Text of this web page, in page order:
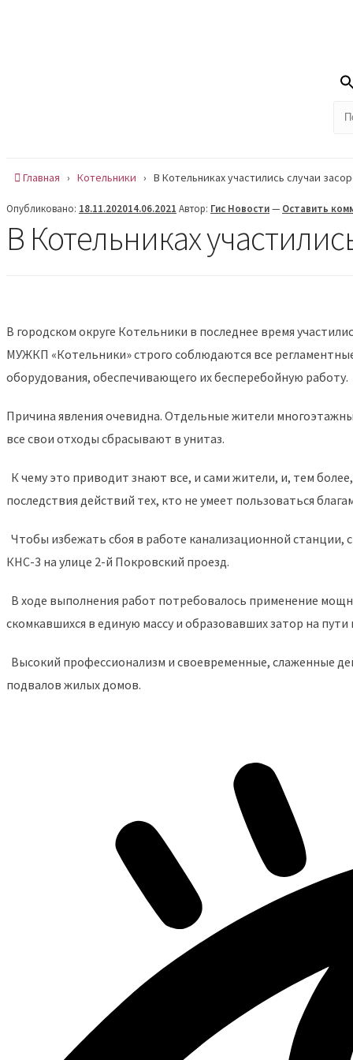
Главная › Котельники › В Котельниках участились случаи
Опубликовано: 18.11.202014.06.2021 Автор: Гис Новости— Оставить
В Котельниках
В городском округе Котельники в последнее время
МУЖКП «Котельники» строго соблюдаются все
оборудования, обеспечивающего их бесперебойную работу.
Причина явления очевидна. Отдельные жители
все свои отходы сбрасывают в унитаз.
К чему это приводит знают все, и сами жители, и, тем
последствия действий тех, кто не умеет пользоваться
Чтобы избежать сбоя в работе канализационной
КНС-3 на улице 2-й Покровский проезд.
В ходе выполнения работ потребовалось применение
скомкавшихся в единую массу и образовавших затор на
Высокий профессионализм и своевременные, слаженные
подвалов жилых домов.